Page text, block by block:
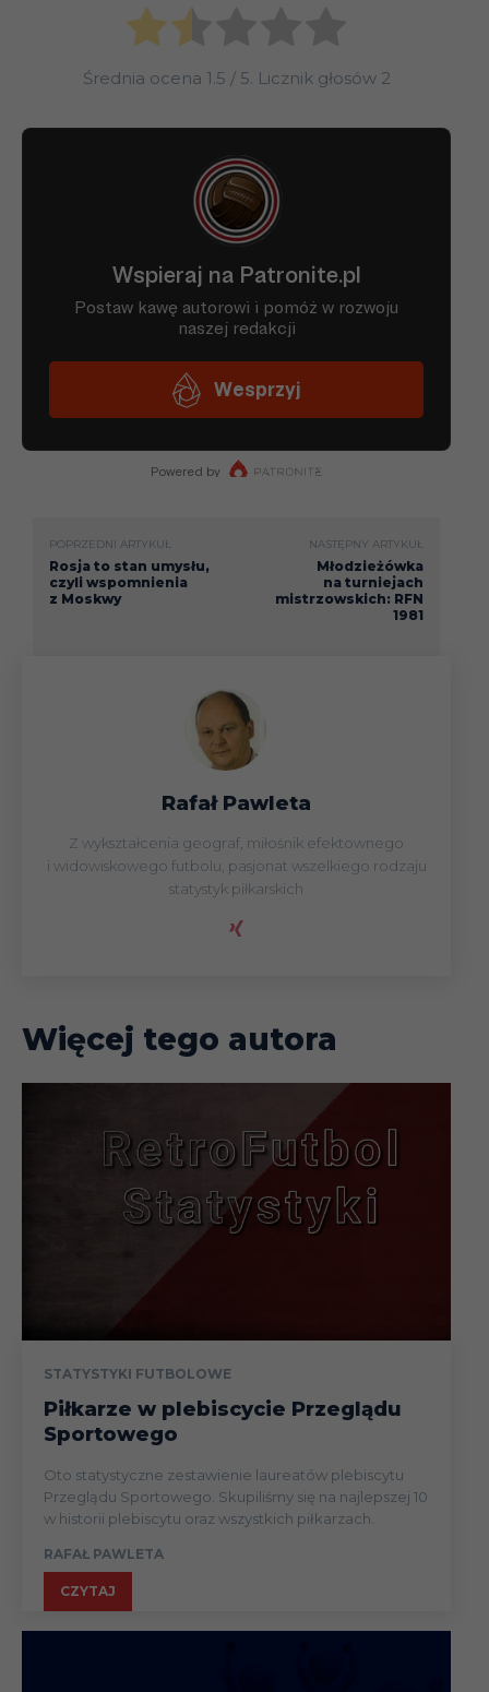
Średnia ocena 1.5 / 5. Licznik głosów 2
POPRZEDNI ARTYKUŁ
Rosja to stan umysłu,
czyli wspomnienia
z Moskwy
NASTĘPNY ARTYKUŁ
Młodzieżówka
na turniejach
mistrzowskich: RFN
1981
Rafał Pawleta
Z wykształcenia geograf, miłośnik efektownego
i widowiskowego futbolu, pasjonat wszelkiego rodzaju
statystyk piłkarskich
Więcej tego autora
STATYSTYKI FUTBOLOWE
Piłkarze w plebiscycie Przeglądu
Sportowego
Oto statystyczne zestawienie laureatów plebiscytu
Przeglądu Sportowego. Skupiliśmy się na najlepszej 10
w historii plebiscytu oraz wszystkich piłkarzach.
RAFAŁ PAWLETA
CZYTAJ